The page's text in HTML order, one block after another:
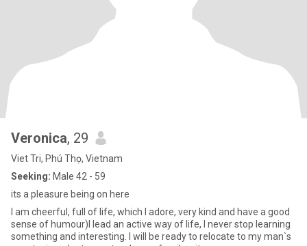
Veronica, 29
Viet Tri, Phú Thọ, Vietnam
Seeking: Male 42 - 59
its a pleasure being on here
I am cheerful, full of life, which I adore, very kind and have a good
sense of humour)I lead an active way of life, I never stop learning
something and interesting. I will be ready to relocate to my man`s